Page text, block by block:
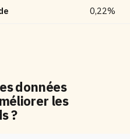
0,22%
données
les
?